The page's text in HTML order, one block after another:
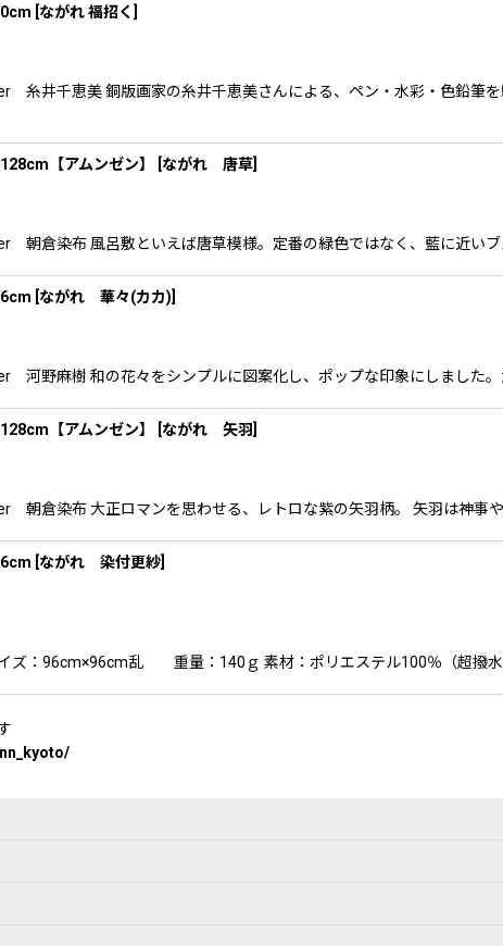
ながれ 福招く
糸井千恵美 銅版画家の糸井千恵美さんによる、ペン・水彩・色鉛筆
【アムンゼン】 ながれ 唐草
朝倉染布 風呂敷といえば唐草模様。定番の緑色ではなく、藍に近い
ながれ 華々(カカ)
河野麻樹 和の花々をシンプルに図案化し、ポップな印象にしまし
【アムンゼン】 ながれ 矢羽
朝倉染布 大正ロマンを思わせる、レトロな紫の矢羽柄。 矢羽は神事
ながれ 染付更紗
ズ：96cm×96cm乱 重量：140ｇ 素材：ポリエステル100％（超撥